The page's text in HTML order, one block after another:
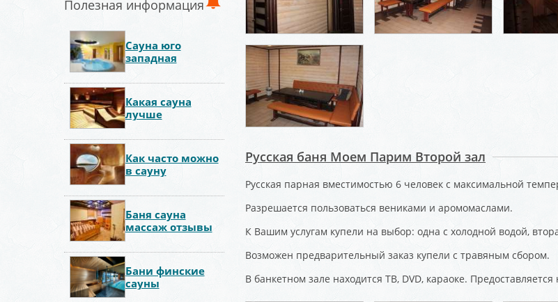
Полезная информация
Сауна юго
западная
Какая сауна
лучше
Как часто можно
в сауну
Баня сауна
массаж отзывы
Бани финские
сауны
Русская баня Моем Парим Второй зал
Русская парная вместимостью 6 человек с максимальной
Разрешается пользоваться вениками и аромомаслами.
К Вашим услугам купели на выбор: одна с холодной водой,
Возможен предварительный заказ купели с травяным сбором.
В банкетном зале находится ТВ, DVD, караоке.